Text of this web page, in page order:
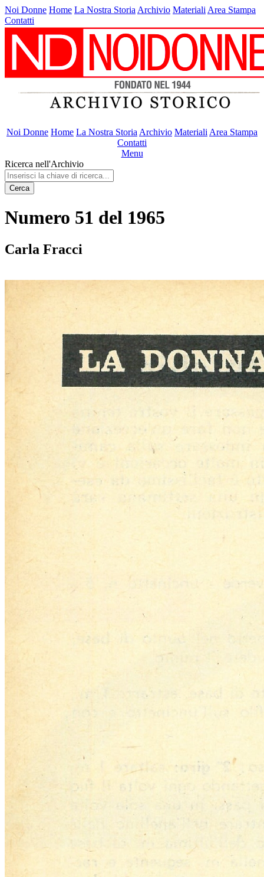
Noi Donne Home La Nostra Storia Archivio Materiali Area Stampa
Contatti
Noi Donne Home La Nostra Storia Archivio Materiali Area Stampa
Contatti
Menu
Ricerca nell'Archivio
Cerca
Numero 51 del 1965
Carla Fracci